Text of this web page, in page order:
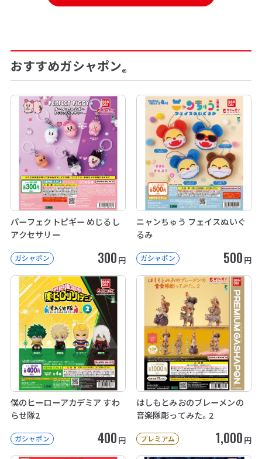
おすすめガシャポン®
パーフェクトピギー めじるし
アクセサリー
ガシャポン 300 円
ニャンちゅう フェイスぬいぐ
るみ
ガシャポン 500 円
僕のヒーローアカデミア すわ
らせ隊2
ガシャポン 400 円
はしもとみおのブレーメンの
音楽隊彫ってみた。2
プレミアム 1,000 円